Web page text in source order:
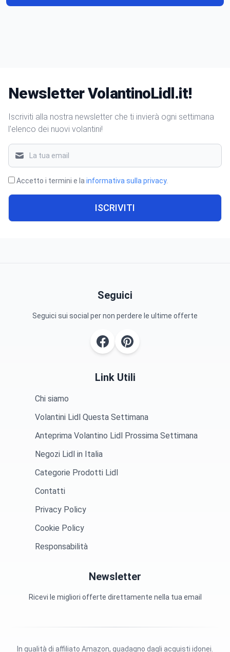
Newsletter VolantinoLidl.it!
Iscriviti alla nostra newsletter che ti invierà ogni settimana
l'elenco dei nuovi volantini!
Accetto i termini e la informativa sulla privacy.
ISCRIVITI
Seguici
Seguici sui social per non perdere le ultime offerte
Link Utili
Chi siamo
Volantini Lidl Questa Settimana
Anteprima Volantino Lidl Prossima Settimana
Negozi Lidl in Italia
Categorie Prodotti Lidl
Contatti
Privacy Policy
Cookie Policy
Responsabilità
Newsletter
Ricevi le migliori offerte direttamente nella tua email
In qualità di affiliato Amazon, guadagno dagli acquisti idonei.